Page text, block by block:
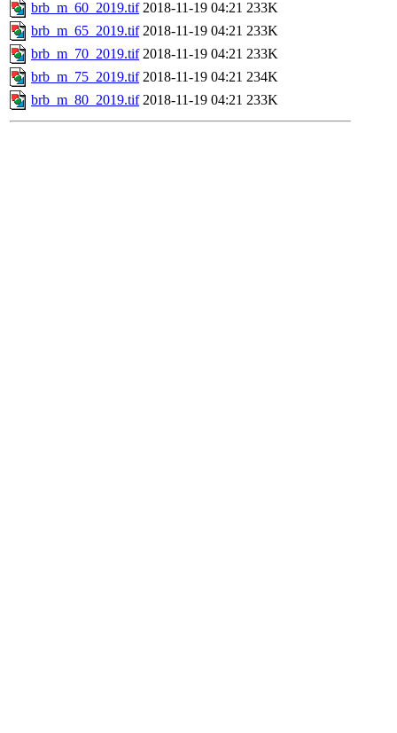
brb_m_60_2019.tif 2018-11-19 04:21 233K
brb_m_65_2019.tif 2018-11-19 04:21 233K
brb_m_70_2019.tif 2018-11-19 04:21 233K
brb_m_75_2019.tif 2018-11-19 04:21 234K
brb_m_80_2019.tif 2018-11-19 04:21 233K